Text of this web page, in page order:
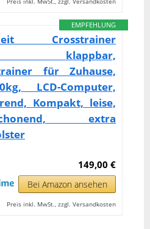
EMPFEHLUNG
Crosstrainer
klappbar,
für Zuhause,
LCD-Computer,
Kompakt, leise,
extra
149,00 €
Bei Amazon ansehen
Preis inkl. MwSt., zzgl. Versandkosten